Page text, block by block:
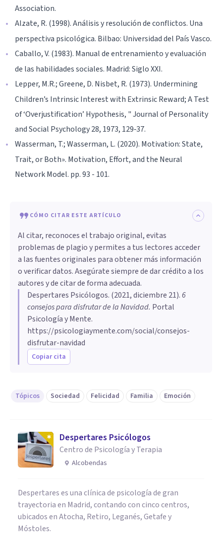
Association.
Alzate, R. (1998). Análisis y resolución de conflictos. Una
perspectiva psicológica. Bilbao: Universidad del País Vasco.
Caballo, V. (1983). Manual de entrenamiento y evaluación
de las habilidades sociales. Madrid: Siglo XXI.
Lepper, M.R.; Greene, D. Nisbet, R. (1973). Undermining
Children’s Intrinsic Interest with Extrinsic Reward; A Test
of ‘Overjustification’ Hypothesis, " Journal of Personality
and Social Psychology 28, 1973, 129‐37.
Wasserman, T.; Wasserman, L. (2020). Motivation: State,
Trait, or Both». Motivation, Effort, and the Neural
Network Model. pp. 93 - 101.
CÓMO CITAR ESTE ARTÍCULO
Al citar, reconoces el trabajo original, evitas
problemas de plagio y permites a tus lectores acceder
a las fuentes originales para obtener más información
o verificar datos. Asegúrate siempre de dar crédito a los
autores y de citar de forma adecuada.
Despertares Psicólogos. (2021, diciembre 21).6
consejos para disfrutar de la Navidad. Portal
Psicología y Mente.
https://psicologiaymente.com/social/consejos-
disfrutar-navidad
Copiar cita
Tópicos Sociedad Felicidad Familia Emoción
Despertares Psicólogos
Centro de Psicología y Terapia
Alcobendas
Despertares es una clínica de psicología de gran
trayectoria en Madrid, contando con cinco centros,
ubicados en Atocha, Retiro, Leganés, Getafe y
Móstoles.